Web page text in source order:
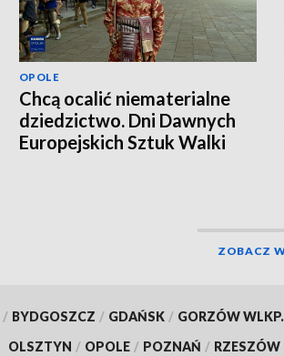
OPOLE
Chcą ocalić niematerialne
dziedzictwo. Dni Dawnych
Europejskich Sztuk Walki
ZOBACZ
/ BYDGOSZCZ / GDAŃSK / GORZÓW WLKP.
OLSZTYN / OPOLE / POZNAŃ / RZESZÓW